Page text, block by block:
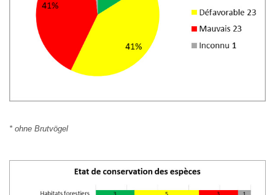
* ohne Brutvögel